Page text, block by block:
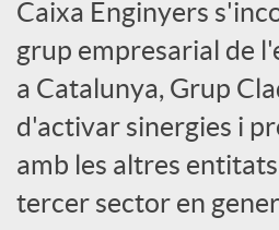
o
r
d
Caixa Enginyers
grup empresarial de
a Catalunya, Grup
d'activar sinergies i
amb les altres
tercer sector en